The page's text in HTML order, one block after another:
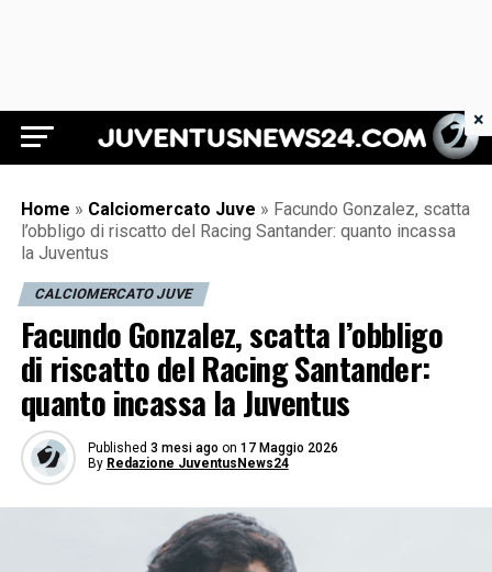
Juventus News 24
Home » Calciomercato Juve » Facundo Gonzalez, scatta
l’obbligo di riscatto del Racing Santander: quanto incassa
la Juventus
CALCIOMERCATO JUVE
Facundo Gonzalez, scatta l’obbligo
di riscatto del Racing Santander:
quanto incassa la Juventus
Published 3 mesi ago on 17 Maggio 2026
By Redazione JuventusNews24
×